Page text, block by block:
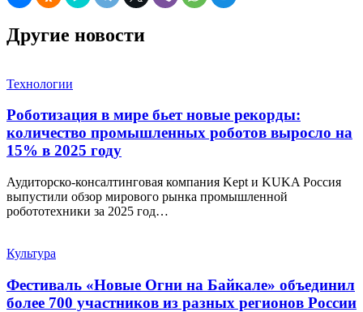
Другие новости
Технологии
Роботизация в мире бьет новые рекорды:
количество промышленных роботов выросло на
15% в 2025 году
Аудиторско-консалтинговая компания Kept и KUKA Россия
выпустили обзор мирового рынка промышленной
робототехники за 2025 год…
Культура
Фестиваль «Новые Огни на Байкале» объединил
более 700 участников из разных регионов России